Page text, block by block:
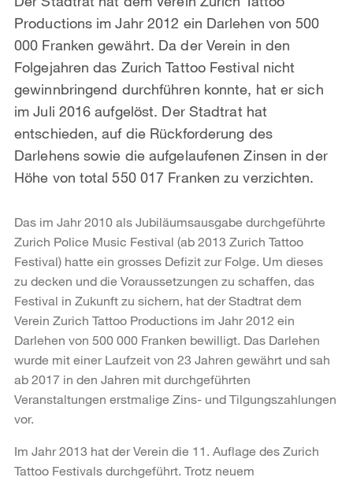
Productions im Jahr 2012 ein Darlehen von 500
000 Franken gewährt. Da der Verein in den
Folgejahren das Zurich Tattoo Festival nicht
gewinnbringend durchführen konnte, hat er sich
im Juli 2016 aufgelöst. Der Stadtrat hat
entschieden, auf die Rückforderung des
Darlehens sowie die aufgelaufenen Zinsen in der
Höhe von total 550 017 Franken zu verzichten.
Das im Jahr 2010 als Jubiläumsausgabe durchgeführte
Zurich Police Music Festival (ab 2013 Zurich Tattoo
Festival) hatte ein grosses Defizit zur Folge. Um dieses
zu decken und die Voraussetzungen zu schaffen, das
Festival in Zukunft zu sichern, hat der Stadtrat dem
Verein Zurich Tattoo Productions im Jahr 2012 ein
Darlehen von 500 000 Franken bewilligt. Das Darlehen
wurde mit einer Laufzeit von 23 Jahren gewährt und sah
ab 2017 in den Jahren mit durchgeführten
Veranstaltungen erstmalige Zins- und Tilgungszahlungen
vor.
Im Jahr 2013 hat der Verein die 11. Auflage des Zurich
Tattoo Festivals durchgeführt. Trotz neuem